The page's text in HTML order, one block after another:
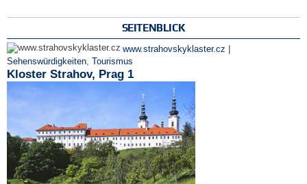
SEITENBLICK
www.strahovskyklaster.cz |
Sehenswürdigkeiten, Tourismus
Kloster Strahov, Prag 1